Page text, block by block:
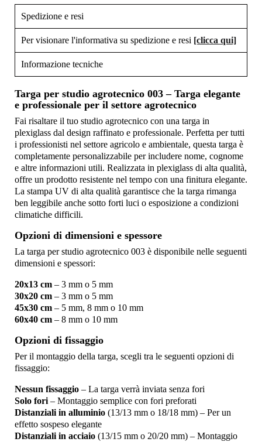
Spedizione e resi
Per visionare l'informativa su spedizione e resi [clicca qui]
Informazione tecniche
Targa per studio agrotecnico 003 – Targa elegante
e professionale per il settore agrotecnico
Fai risaltare il tuo studio agrotecnico con una targa in
plexiglass dal design raffinato e professionale. Perfetta per tutti
i professionisti nel settore agricolo e ambientale, questa targa è
completamente personalizzabile per includere nome, cognome
e altre informazioni utili. Realizzata in plexiglass di alta qualità,
offre un prodotto resistente nel tempo con una finitura elegante.
La stampa UV di alta qualità garantisce che la targa rimanga
ben leggibile anche sotto forti luci o esposizione a condizioni
climatiche difficili.
Opzioni di dimensioni e spessore
La targa per studio agrotecnico 003 è disponibile nelle seguenti
dimensioni e spessori:
20x13 cm – 3 mm o 5 mm
30x20 cm – 3 mm o 5 mm
45x30 cm – 5 mm, 8 mm o 10 mm
60x40 cm – 8 mm o 10 mm
Opzioni di fissaggio
Per il montaggio della targa, scegli tra le seguenti opzioni di
fissaggio:
Nessun fissaggio – La targa verrà inviata senza fori
Solo fori – Montaggio semplice con fori preforati
Distanziali in alluminio (13/13 mm o 18/18 mm) – Per un
effetto sospeso elegante
Distanziali in acciaio (13/15 mm o 20/20 mm) – Montaggio